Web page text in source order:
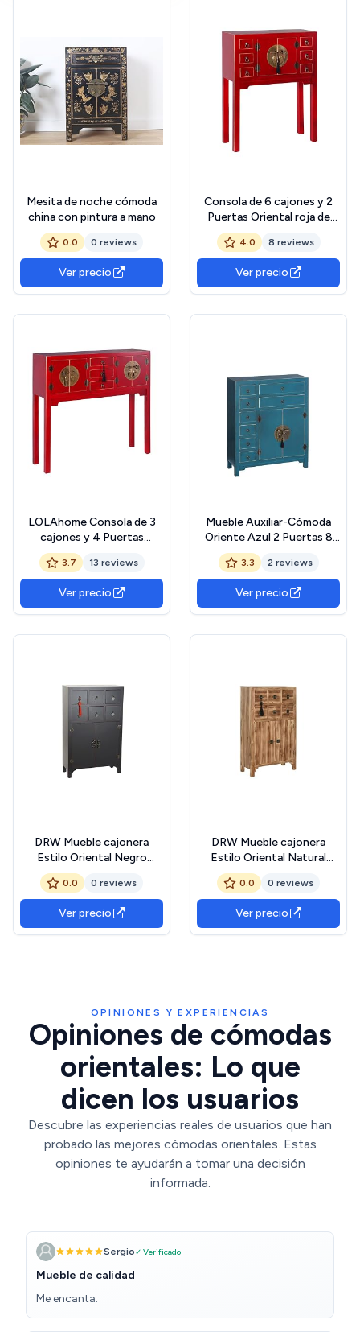
Mesita de noche cómoda
china con pintura a mano
0.0 0 reviews
Ver precio
Consola de 6 cajones y 2
Puertas Oriental roja de
Madera para salón Sol
Naciente - LOLAhome
4.0 8 reviews
Ver precio
LOLAhome Consola de 3
cajones y 4 Puertas
Oriental roja de Madera
para salón Sol Naciente
3.7 13 reviews
Ver precio
Mueble Auxiliar-Cómoda
Oriente Azul 2 Puertas 8
Cajones (73x26x90),
Madera, 73x26x90 cm
3.3 2 reviews
Ver precio
DRW Mueble cajonera
Estilo Oriental Negro
63x27x101 cm
0.0 0 reviews
Ver precio
DRW Mueble cajonera
Estilo Oriental Natural
63x27x101 cm
0.0 0 reviews
Ver precio
OPINIONES Y EXPERIENCIAS
Opiniones de cómodas
orientales: Lo que
dicen los usuarios
Descubre las experiencias reales de usuarios que han
probado las mejores cómodas orientales. Estas
opiniones te ayudarán a tomar una decisión
informada.
Sergio✓ Verificado
Mueble de calidad
Me encanta.